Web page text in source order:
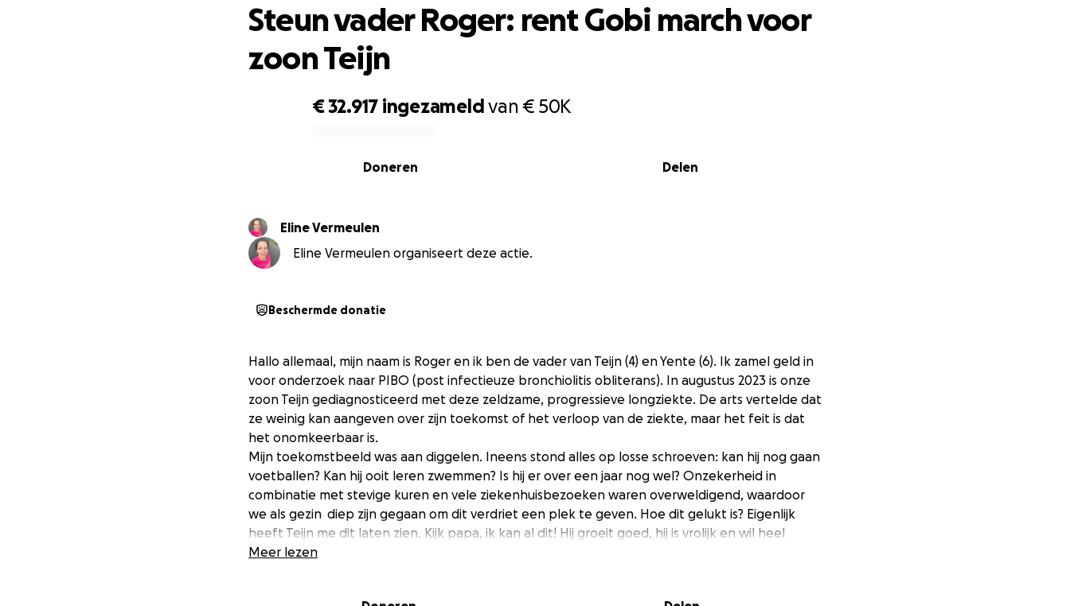
€ 32.917 ingezameldvan€ 50K
Delen
Doneren
Steun vader Roger: rent Gobi march voor
zoon Teijn
Eline Vermeulen
Eline Vermeulen organiseert deze actie.
Beschermde donatie
Hallo allemaal, mijn naam is Roger en ik ben de vader van Teijn (4) en Yente (6). Ik zamel geld in
voor onderzoek naar PIBO (post infectieuze bronchiolitis obliterans). In augustus 2023 is onze
zoon Teijn gediagnosticeerd met deze zeldzame, progressieve longziekte. De arts vertelde dat
ze weinig kan aangeven over zijn toekomst of het verloop van de ziekte, maar het feit is dat
het onomkeerbaar is.
Mijn toekomstbeeld was aan diggelen. Ineens stond alles op losse schroeven: kan hij nog gaan
voetballen? Kan hij ooit leren zwemmen? Is hij er over een jaar nog wel? Onzekerheid in
combinatie met stevige kuren en vele ziekenhuisbezoeken waren overweldigend, waardoor
we als gezin diep zijn gegaan om dit verdriet een plek te geven. Hoe dit gelukt is? Eigenlijk
heeft Teijn me dit laten zien. Kijk papa, ik kan al dit! Hij groeit goed, hij is vrolijk en wil heel
graag stoeien, springen en rennen. Deze activiteiten kosten hem meer moeite dan gezonde
Meer lezen